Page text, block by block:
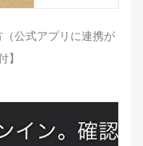
（公式アプリに連携が
】